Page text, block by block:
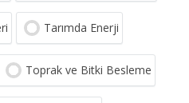
Tarımda Enerji
Toprak ve Bitki Besleme